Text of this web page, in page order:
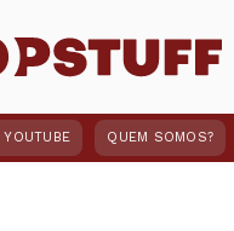
YOUTUBE QUEM SOMOS?